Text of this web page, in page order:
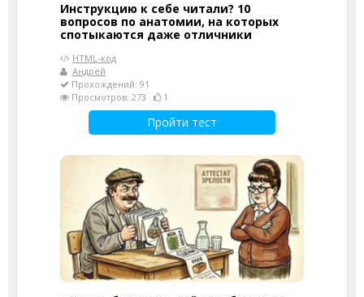
Инструкцию к себе читали? 10
вопросов по анатомии, на которых
спотыкаются даже отличники
HTML-код
Андрей
Прохождений: 91
Просмотров: 273
1
Пройти тест